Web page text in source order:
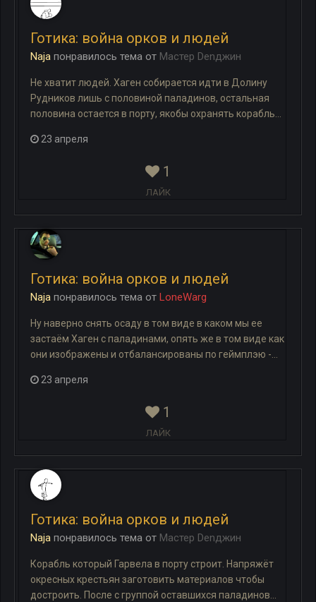
Готика: война орков и людей
Naja понравилось тема от Мастер Denджин
Не хватит людей. Хаген собирается идти в Долину
Рудников лишь с половиной паладинов, остальная
половина остается в порту, якобы охранять корабль...
23 апреля
1
ЛАЙК
Готика: война орков и людей
Naja понравилось тема от LoneWarg
Ну наверно снять осаду в том виде в каком мы ее
застаём Хаген с паладинами, опять же в том виде как
они изображены и отбалансированы по геймплэю -...
23 апреля
1
ЛАЙК
Готика: война орков и людей
Naja понравилось тема от Мастер Denджин
Корабль который Гарвела в порту строит. Напряжёт
окресных крестьян заготовить материалов чтобы
достроить. После с группой оставшихся паладинов...